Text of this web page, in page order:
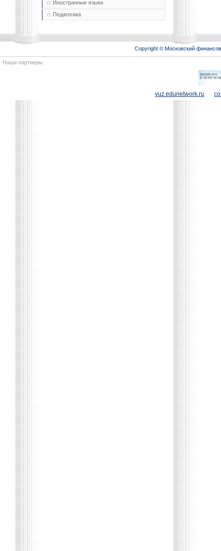
Иностранные языки
Педагогика
Copyright © Московский
Наши партнеры:
vuz.edunetwork.ru